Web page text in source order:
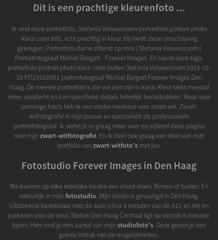
Dit is een prachtige kleurenfoto ...
Ik vind deze portretfoto, Stefania Veluwezoom portretfoto portrait photo
kleur color 805, echt prachtig in kleur. Hij heeft deze omschrijving
gekregen: Portretfoto dame zittend op mos | Stefania Veluwezoom |
Portretfotograaf Michiel Borgart - Forever Images. En bevat deze tags:
portretfoto portrait photo kleur color buiten Stefania Veluwezoom 2019-10-
19 FIS19101901 portretfotograaf Michiel Borgart Forever Images Den
Haag. De meeste portretfoto's die we zien zijn in kleur. Kleur trekt meestal
meer aandacht en kan specifieke details letterlijk benadrukken. Maar voor
sommige foto's heb ik een sterke voorkeur voor zwart-wit. Zwart-
witfotografie is mijn passie en specialiteit als professionele
portretfotograaf. Ik vertel je er graag meer over en schreef deze pagina
over mijn zwart-witfotografie . En ik deel ook graag een deel van mijn
portfolio van zwart-witfoto'smet jou.
Fotostudio Forever Images in Den Haag
We kunnen op elke redelijke locatie een shoot doen. Binnen of buiten. En
natuurlijk in mijnfotostudio. Mijn studio is gevestigd in Den Haag.
Uitstekend bereikbaar met de auto (circa 4 minuten van de A12 en A4) en
parkeren voor de deur. Station Den Haag Centraal ligt op slechts 6 minuten
lopen. Hier vind je een aantal van mijnstudiofoto's. Deze geven je een
goede indruk van de mogelijkheden.